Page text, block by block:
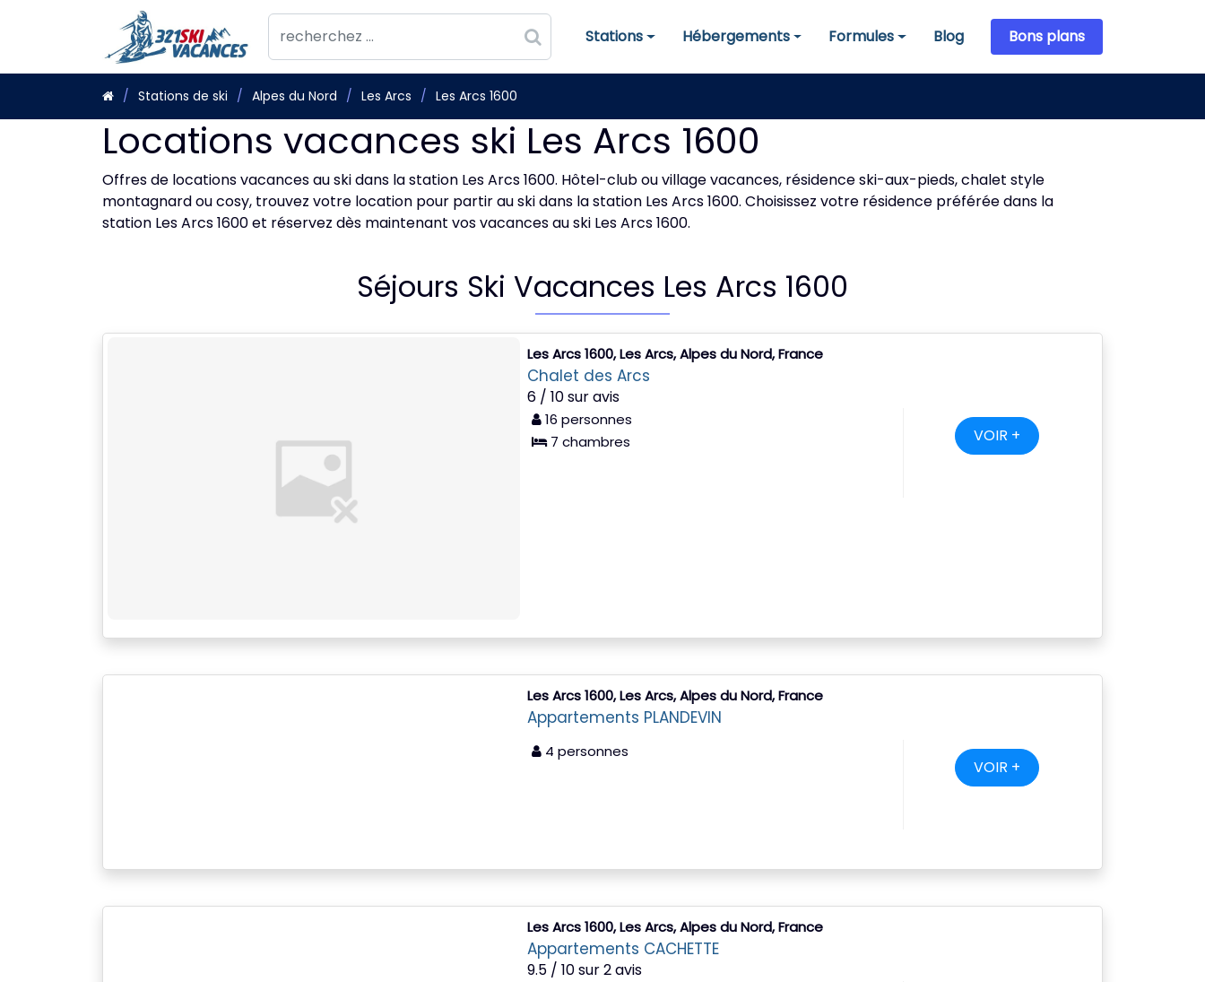
Stations
Stations de skiHébergements
Hébergements Formules
Formules Blog Bons plans
Stations de ski Alpes du Nord Les Arcs Les Arcs 1600
Locations vacances ski Les Arcs 1600
Offres de locations vacances au ski dans la station Les Arcs 1600. Hôtel-club ou village vacances, résidence ski-aux-pieds, chalet style
montagnard ou cosy, trouvez votre location pour partir au ski dans la station Les Arcs 1600. Choisissez votre résidence préférée dans la
station Les Arcs 1600 et réservez dès maintenant vos vacances au ski Les Arcs 1600.
Séjours Ski Vacances Les Arcs 1600
Les Arcs 1600, Les Arcs, Alpes du Nord, France
Chalet des Arcs
6 / 10 sur avis
16 personnes
7 chambres
VOIR +
Les Arcs 1600, Les Arcs, Alpes du Nord, France
Appartements PLANDEVIN
4 personnes
VOIR +
Les Arcs 1600, Les Arcs, Alpes du Nord, France
Appartements CACHETTE
9.5 / 10 sur 2 avis